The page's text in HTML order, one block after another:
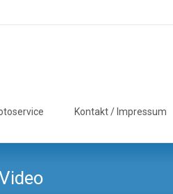
Kontakt / Impressum